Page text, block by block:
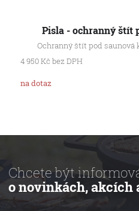
Pisla - ochranný štít
Ochranný štít pod saunová
4 950Kč bez DPH
na dotaz
Chcete být
o novinkách, akcích